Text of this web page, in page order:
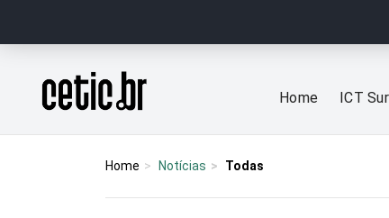
Página inicial
Home ICT
Home Notícias Todas